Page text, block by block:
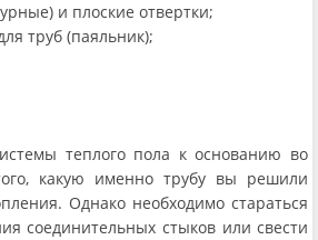
и плоские отвертки;
труб (паяльник);
теплого пола к основанию во
какую именно трубу вы решили
Однако необходимо стараться
соединительных стыков или свести